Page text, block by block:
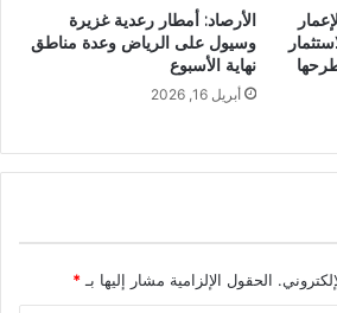
الأرصاد: أمطار رعدية غزيرة
وسيول على الرياض وعدة مناطق
نهاية الأسبوع
أبريل 16, 2026
الحقول الإلزامية مشار إليها بـ *